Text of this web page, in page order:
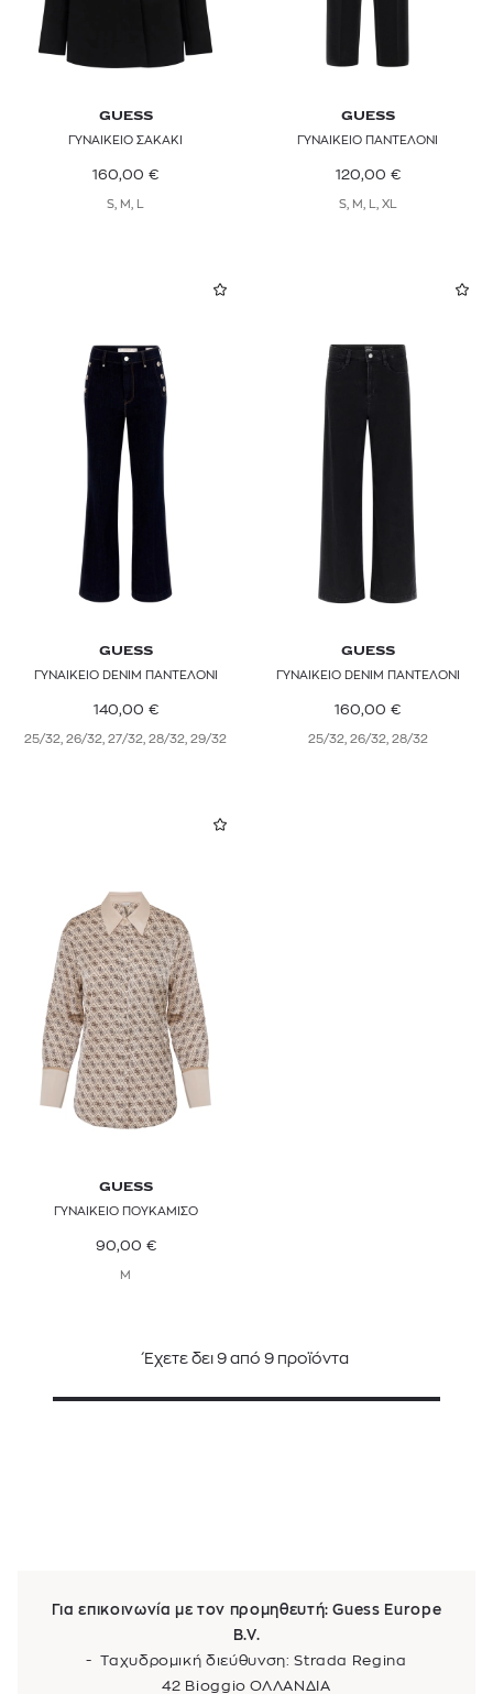
GUESS
ΓΥΝΑΙΚΕΙΟ ΣΑΚΑΚΙ
160,00 €
S, M, L
GUESS
ΓΥΝΑΙΚΕΙΟ ΠΑΝΤΕΛΟΝΙ
120,00 €
S, M, L, XL
GUESS
ΓΥΝΑΙΚΕΙΟ DENIM ΠΑΝΤΕΛΟΝΙ
140,00 €
25/32, 26/32, 27/32, 28/32, 29/32
GUESS
ΓΥΝΑΙΚΕΙΟ DENIM ΠΑΝΤΕΛΟΝΙ
160,00 €
25/32, 26/32, 28/32
GUESS
ΓΥΝΑΙΚΕΙΟ ΠΟΥΚΑΜΙΣΟ
90,00 €
M
Έχετε δει 9 από 9 προϊόντα
Για επικοινωνία με τον προμηθευτή: Guess Europe
B.V.
- Ταχυδρομική διεύθυνση: Strada Regina
42 Bioggio ΟΛΛΑΝΔΙΑ